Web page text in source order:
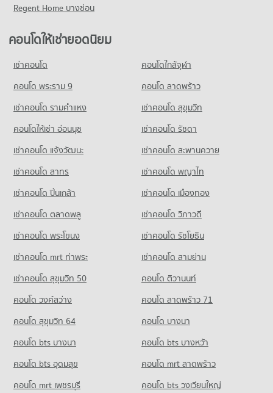
คอนโด เทสโก้โลตัส ระยอง
คอนโดให้เช่า เทสโก้โลตัส ระยอง
มีคอนโดให้เช่า 45 ประกาศ
มีคอนโดขาย 88 ประกาศ
Regent Home บางซ่อน
คอนโดให้เช่ายอดนิยม
เช่าคอนโด
คอนโดใกล้จุฬา
คอนโด พระราม 9
คอนโด ลาดพร้าว
เช่าคอนโด รามคําแหง
เช่าคอนโด สุขุมวิท
คอนโดให้เช่า อ่อนนุช
เช่าคอนโด รัชดา
เช่าคอนโด แจ้งวัฒนะ
เช่าคอนโด สะพานควาย
เช่าคอนโด สาทร
เช่าคอนโด พญาไท
เช่าคอนโด ปิ่นเกล้า
เช่าคอนโด เมืองทอง
เช่าคอนโด ตลาดพลู
เช่าคอนโด วิภาวดี
เช่าคอนโด พระโขนง
เช่าคอนโด รัชโยธิน
เช่าคอนโด mrt ท่าพระ
เช่าคอนโด สามย่าน
เช่าคอนโด สุขุมวิท 50
คอนโด ติวานนท์
คอนโด วงศ์สว่าง
คอนโด ลาดพร้าว 71
คอนโด สุขุมวิท 64
คอนโด บางนา
คอนโด bts บางนา
คอนโด bts บางหว้า
คอนโด bts อุดมสุข
คอนโด mrt ลาดพร้าว
คอนโด mrt เพชรบุรี
คอนโด bts วงเวียนใหญ่